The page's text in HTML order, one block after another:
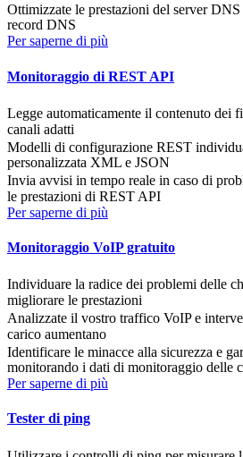
Ottimizzate le prestazioni del server
record DNS
Per saperne di più
Monitoraggio di REST API
Legge automaticamente il contenuto dei
canali adatti
Modelli di configurazione REST
personalizzata XML e JSON
Invia avvisi in tempo reale in caso di
le prestazioni di REST API
Per saperne di più
Monitoraggio VoIP gratuito
Individuare la radice dei problemi delle
migliorare le prestazioni
Analizzate il vostro traffico VoIP e
carico aumentano
Identificare le minacce alla sicurezza e
monitorando i dati di monitoraggio delle
Per saperne di più
Tester di ping